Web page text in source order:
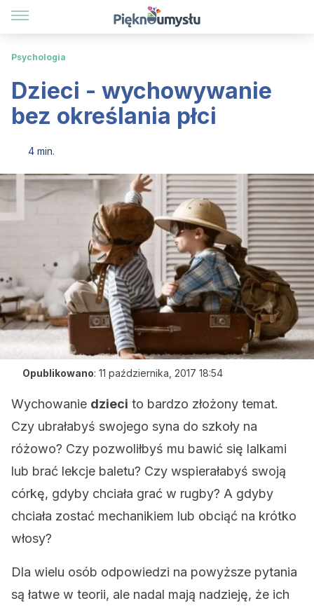
Psychologia
Dzieci - wychowywanie
bez określania płci
4 min.
Opublikowano: 11 października, 2017 18:54
Wychowanie dzieci to bardzo złożony temat.
Czy ubrałabyś swojego syna do szkoły na
różowo? Czy pozwoliłbyś mu bawić się lalkami
lub brać lekcje baletu? Czy wspierałabyś swoją
córkę, gdyby chciała grać w rugby? A gdyby
chciała zostać mechanikiem lub obciąć na krótko
włosy?
Dla wielu osób odpowiedzi na powyższe pytania
są łatwe w teorii, ale nadal mają nadzieję, że ich